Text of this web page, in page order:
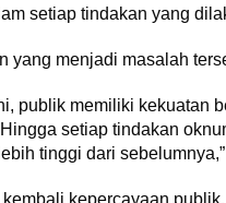
setiap tindakan yang
yang menjadi masalah
publik memiliki kekuatan
setiap tindakan
tinggi dari
kepercayaan